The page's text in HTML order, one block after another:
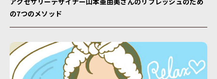
の7つのメソッド